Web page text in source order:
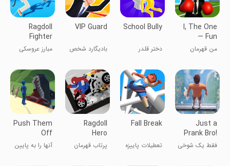
I, The One
— Fun
Fighting
Game
من قهرمان
School Bully
دختر قلدر
VIP Guard
بادیگارد شخص
Ragdoll
Fighter
مبارز عروسکی
Just a
Prank Bro!
فقط یک شوخی
Fall Break
تعطیلات پاییزه
Ragdoll
Hero
Dismounting
Fly
پرتاب قهرمان
Push Them
Off
آنها را به پایین